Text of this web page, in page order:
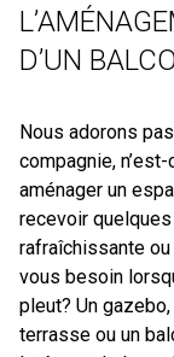
D’UN
Nous adorons
compagnie,
aménager un
recevoir quelques
rafraîchissante ou
vous besoin
pleut? Un
terrasse ou un